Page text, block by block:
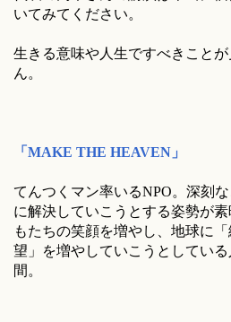
いてみてください。
生きる意味や人生ですべきこと
ん。
「MAKE THE HEAVEN」
てんつくマン率いるNPO。深刻
に解決していこうとする姿勢が
もたちの笑顔を増やし、地球に
望」を増やしていこうとしてい
間。